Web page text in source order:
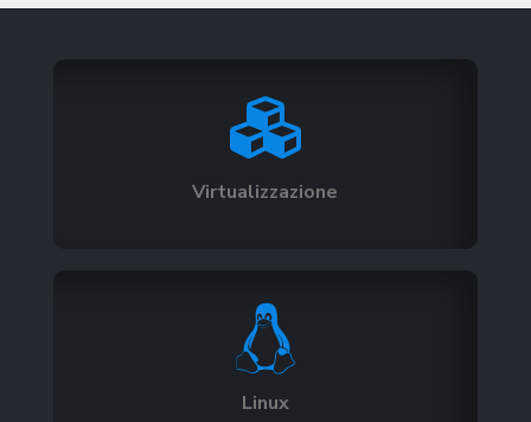

Virtualizzazione

Linux